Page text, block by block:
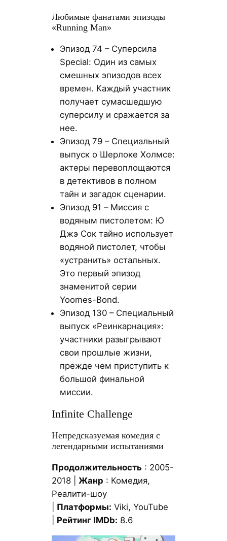
Любимые фанатами эпизоды
«Running Man»
Эпизод 74 – Суперсила
Special: Один из самых
смешных эпизодов всех
времен. Каждый участник
получает сумасшедшую
суперсилу и сражается за
нее.
Эпизод 79 – Специальный
выпуск о Шерлоке Холмсе:
актеры перевоплощаются
в детективов в полном
тайн и загадок сценарии.
Эпизод 91 – Миссия с
водяным пистолетом: Ю
Джэ Сок тайно использует
водяной пистолет, чтобы
«устранить» остальных.
Это первый эпизод
знаменитой серии
Yoomes-Bond.
Эпизод 130 – Специальный
выпуск «Реинкарнация»:
участники разыгрывают
свои прошлые жизни,
прежде чем приступить к
большой финальной
миссии.
Infinite Challenge
Непредсказуемая комедия с
легендарными испытаниями
Продолжительность: 2005-
2018 | Жанр : Комедия,
Реалити-шоу
Платформы: Viki, YouTube
Рейтинг IMDb: 8.6